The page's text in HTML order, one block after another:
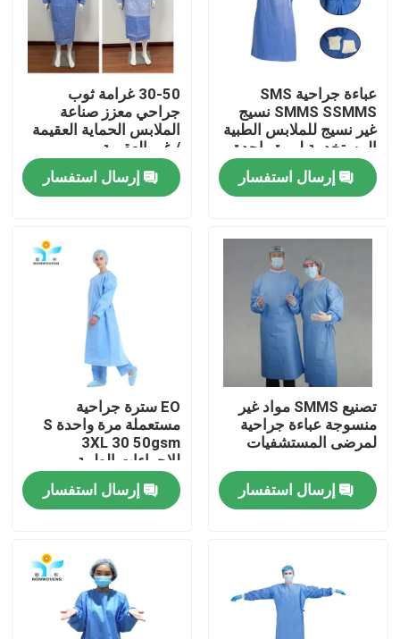
مسكن
منتجات
جولة في المعمل
مراقبة الجودة
اتصل بنا
بذلات واقية يمكن التخلص منها
معطف واقي يمكن التخلص منه
عباءة جراحية SMS
SMMS SSMMS نسيج
غير نسيج للملابس الطبية
المستخدمة لمرة واحدة
إرسال استفسار
30-50 غرامة ثوب
جراحي معزز صناعة
الملابس الحماية العقيمة
/ غير العقيمة
إرسال استفسار
تصنيع SMMS مواد غير
منسوجة عباءة جراحية
لمرضى المستشفيات
إرسال استفسار
EO سترة جراحية
مستعملة مرة واحدة S
3XL 30 50gsm
للإجراءات الطبية
إرسال استفسار